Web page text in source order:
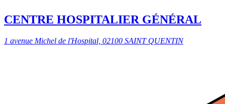
CENTRE HOSPITALIER GÉNÉRAL
1 avenue Michel de l'Hospital, 02100 SAINT QUENTIN